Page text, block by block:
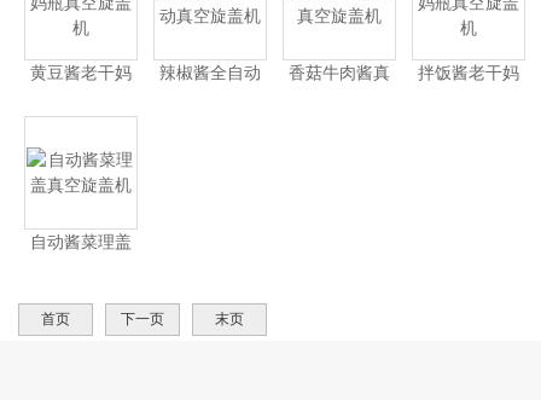
黄豆酱老干妈
辣椒酱全自动
香菇牛肉酱真
拌饭酱老干妈
自动酱菜理盖
首页 下一页 末页